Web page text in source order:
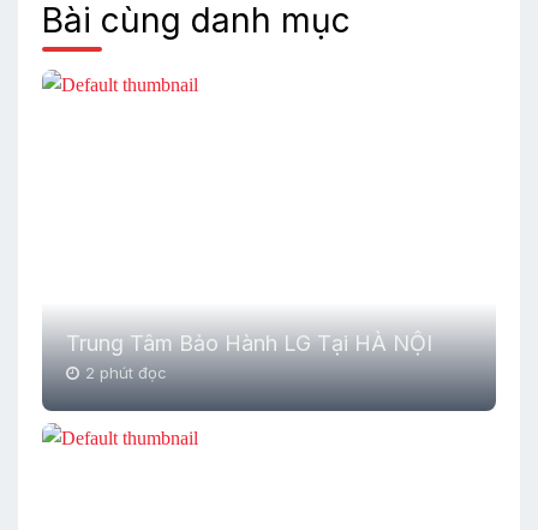
Bài cùng danh mục
Trung Tâm Bảo Hành LG Tại HÀ NỘI
2 phút đọc